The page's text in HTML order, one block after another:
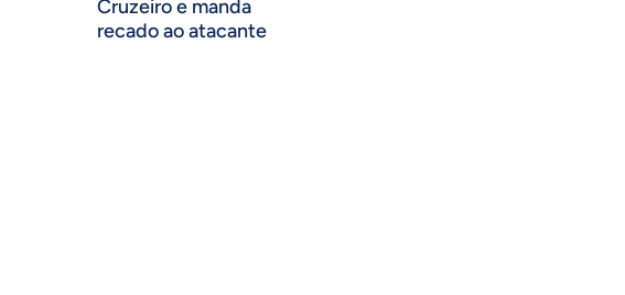
Cruzeiro e manda
recado ao atacante